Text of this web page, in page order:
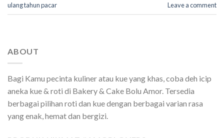
ulang tahun pacar
Leave a comment
ABOUT
Bagi Kamu pecinta kuliner atau kue yang khas, coba deh icip
aneka kue & roti di Bakery & Cake Bolu Amor. Tersedia
berbagai pilihan roti dan kue dengan berbagai varian rasa
yang enak, hemat dan bergizi.